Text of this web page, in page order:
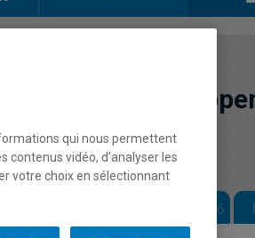
de
Horaire - Automne 2026
qui nous permettent
contenus vidéo, d’analyser les
votre choix en sélectionnant